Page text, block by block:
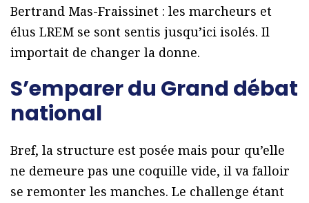
Bertrand Mas-Fraissinet : les marcheurs et
élus LREM se sont sentis jusqu’ici isolés. Il
importait de changer la donne.
S’emparer du Grand débat
national
Bref, la structure est posée mais pour qu’elle
ne demeure pas une coquille vide, il va falloir
se remonter les manches. Le challenge étant